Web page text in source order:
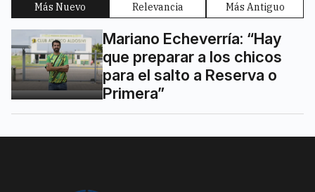
Más Nuevo Relevancia Más Antiguo
Mariano Echeverría: “Hay
que preparar a los chicos
para el salto a Reserva o
Primera”